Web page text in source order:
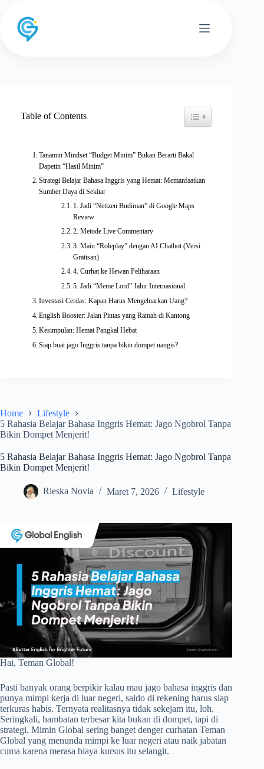
content
Home
Lifestyle
5 Rahasia Belajar Bahasa Inggris Hemat: Jago Ngobrol Tanpa
Bikin Dompet Menjerit!
5 Rahasia Belajar Bahasa Inggris Hemat: Jago Ngobrol Tanpa
Bikin Dompet Menjerit!
Rieska Novia Maret 7, 2026 Lifestyle
Hai, Teman Global!
Pasti banyak orang berpikir kalau mau jago bahasa inggris dan
punya mimpi kerja di luar negeri, saldo di rekening harus siap
terkuras habis. Ternyata realitasnya tidak sekejam itu, loh.
Seringkali, hambatan terbesar kita bukan di dompet, tapi di
strategi. Mimin Global sering banget denger curhatan Teman
Global yang menunda mimpi ke luar negeri atau naik jabatan
cuma karena merasa biaya kursus itu selangit.
Table of Contents Toggle Table of Content
Tanamin Mindset “Budget Minim” Bukan Berarti Bakal
Dapetin “Hasil Minim”
Strategi Belajar Bahasa Inggris yang Hemat: Memanfaatkan
Sumber Daya di Sekitar
1. Jadi “Netizen Budiman” di Google Maps
Review
2. Metode Live Commentary
3. Main “Roleplay” dengan AI Chatbot (Versi
Gratisan)
4. Curhat ke Hewan Peliharaan
5. Jadi “Meme Lord” Jalur Internasional
Investasi Cerdas: Kapan Harus Mengeluarkan Uang?
English Booster: Jalan Pintas yang Ramah di Kantong
Kesimpulan: Hemat Pangkal Hebat
Siap buat jago Inggris tanpa bikin dompet nangis?